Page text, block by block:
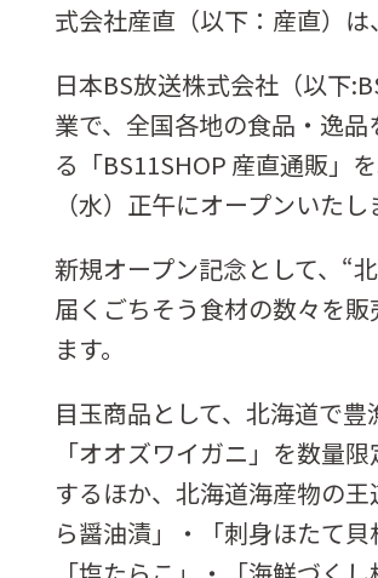
式会社産直（以下：産直）は、
日本BS放送株式会社（以下
業で、全国各地の食品・逸品
る「BS11SHOP 産直通販」
（水）正午にオープンいたし
新規オープン記念として、“
届くごちそう食材の数々を販
ます。
目玉商品として、北海道で豊
「オオズワイガニ」を数量
するほか、北海道海産物の王
ら醤油漬」・「刺身ほたて貝